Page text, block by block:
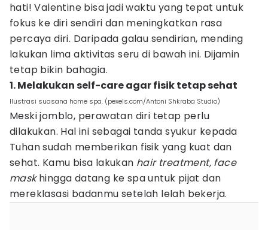
hati! Valentine bisa jadi waktu yang tepat untuk
fokus ke diri sendiri dan meningkatkan rasa
percaya diri. Daripada galau sendirian, mending
lakukan lima aktivitas seru di bawah ini. Dijamin
tetap bikin bahagia.
1. Melakukan self-care agar fisik tetap sehat
Ilustrasi suasana home spa. (pexels.com/Antoni Shkraba Studio)
Meski jomblo, perawatan diri tetap perlu
dilakukan. Hal ini sebagai tanda syukur kepada
Tuhan sudah memberikan fisik yang kuat dan
sehat. Kamu bisa lakukan hair treatment, face
maskhingga datang ke spa untuk pijat dan
mereklasasi badanmu setelah lelah bekerja.